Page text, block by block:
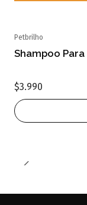
Petbrilho
Shampoo
$3.990